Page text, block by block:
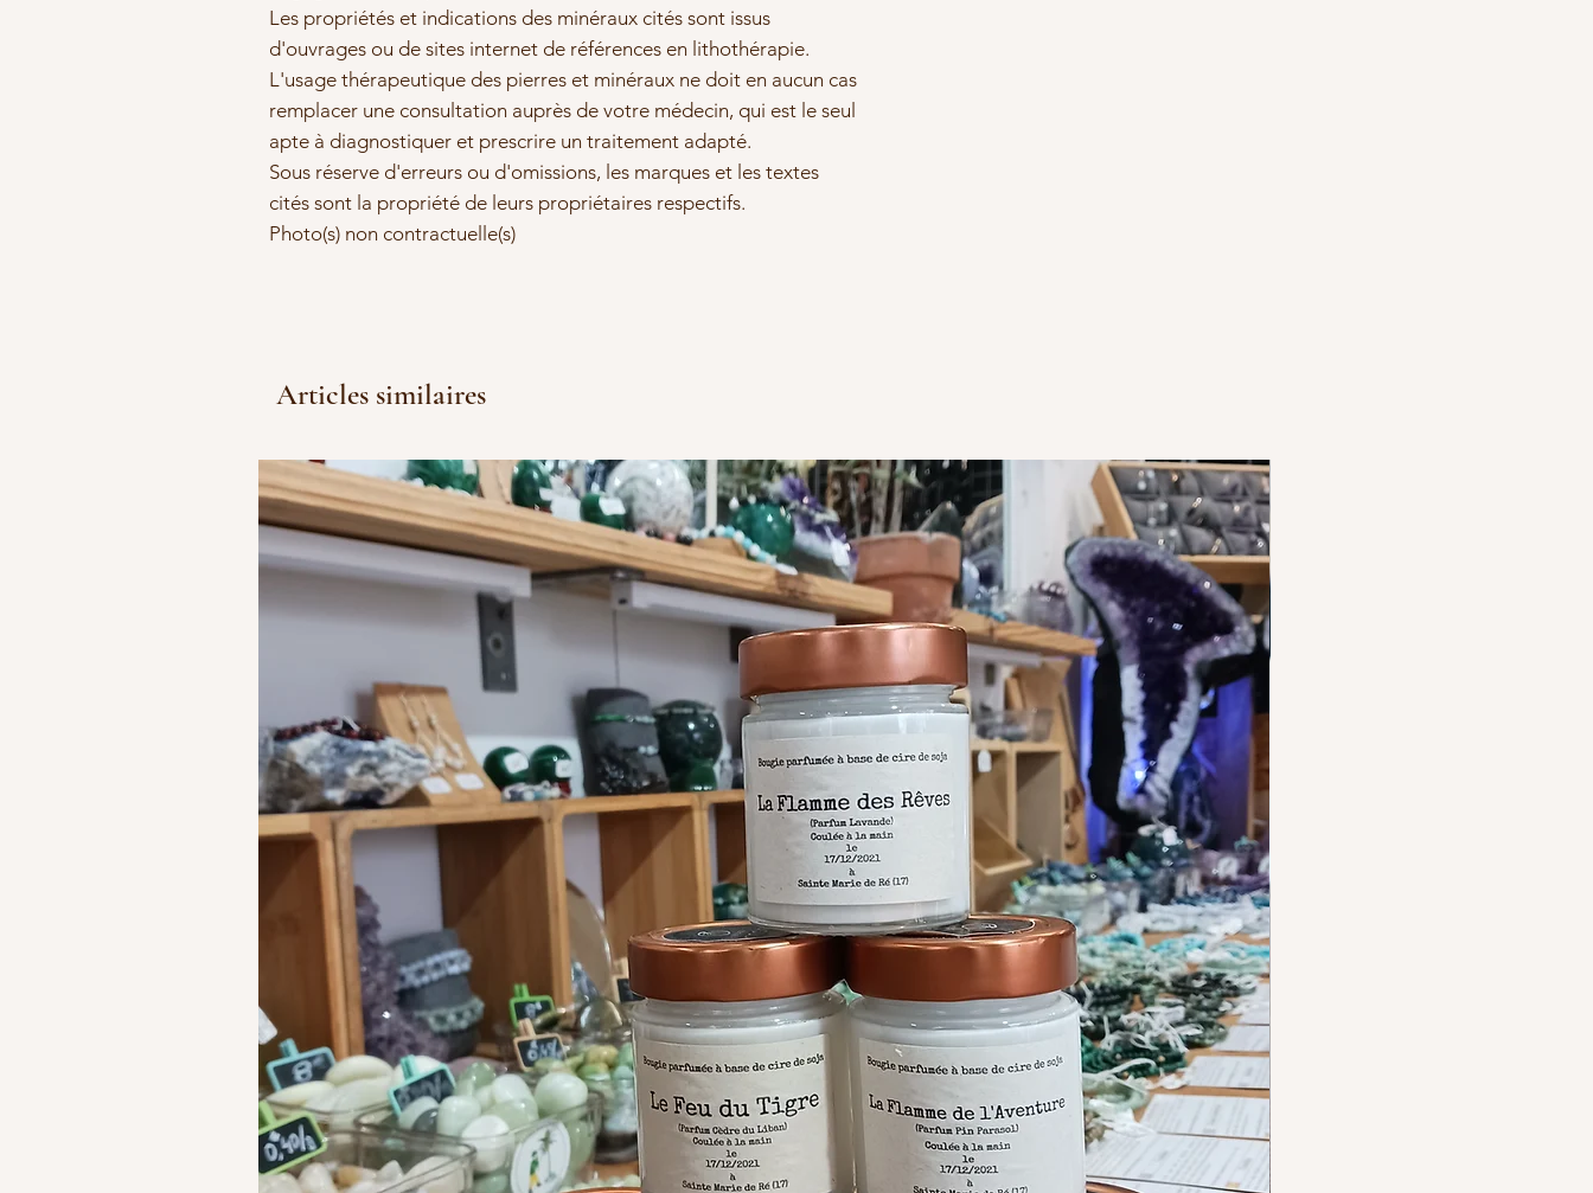
Les propriétés et indications des minéraux cités sont issus
d'ouvrages ou de sites internet de références en lithothérapie.
L'usage thérapeutique des pierres et minéraux ne doit en aucun cas
remplacer une consultation auprès de votre médecin, qui est le seul
apte à diagnostiquer et prescrire un traitement adapté.
Sous réserve d'erreurs ou d'omissions, les marques et les textes
cités sont la propriété de leurs propriétaires respectifs.
Photo(s) non contractuelle(s)
Articles similaires